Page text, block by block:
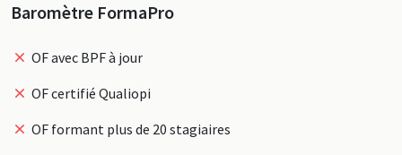
Baromètre FormaPro
OF avec BPF à jour
OF certifié Qualiopi
OF formant plus de 20 stagiaires